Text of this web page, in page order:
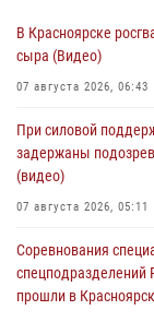
В Красноярске
сыра (Видео)
07 августа 2026, 06:43
При силовой
задержаны
(видео)
07 августа 2026, 05:11
Соревнования
спецподразделений
прошли в